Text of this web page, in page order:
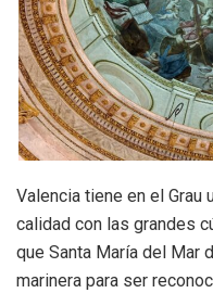
Valencia tiene en el Grau
calidad con las grandes
que Santa María del Mar
marinera para ser